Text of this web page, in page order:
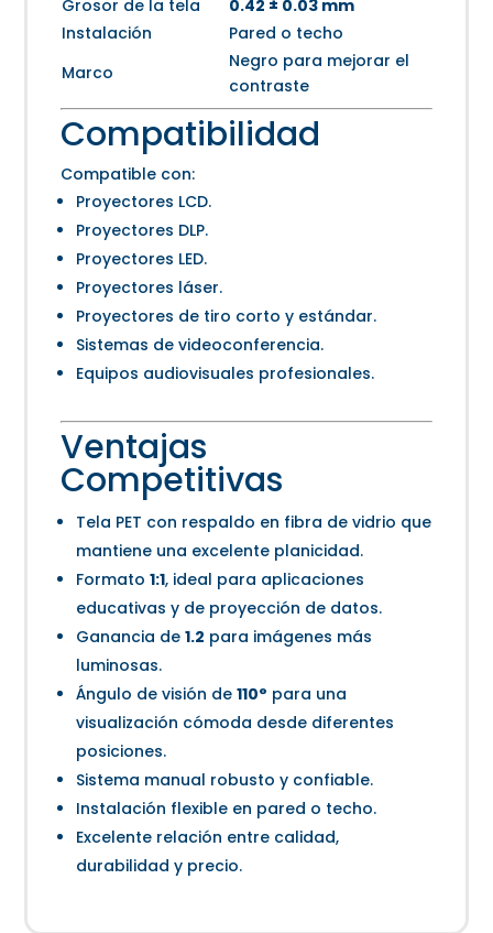
Grosor de la tela
0.42 ± 0.03 mm
Instalación
Pared o techo
Marco
Negro para mejorar el
contraste
Compatibilidad
Compatible con:
Proyectores LCD.
Proyectores DLP.
Proyectores LED.
Proyectores láser.
Proyectores de tiro corto y estándar.
Sistemas de videoconferencia.
Equipos audiovisuales profesionales.
Ventajas
Competitivas
Tela PET con respaldo en fibra de vidrio que
mantiene una excelente planicidad.
Formato1:1, ideal para aplicaciones
educativas y de proyección de datos.
Ganancia de1.2 para imágenes más
luminosas.
Ángulo de visión de110° para una
visualización cómoda desde diferentes
posiciones.
Sistema manual robusto y confiable.
Instalación flexible en pared o techo.
Excelente relación entre calidad,
durabilidad y precio.